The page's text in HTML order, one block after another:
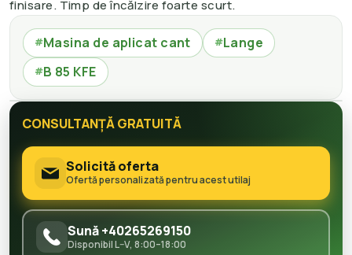
finisare. Timp de încălzire foarte scurt.
#Masina de aplicat cant #Lange
#B 85 KFE
CONSULTANȚĂ GRATUITĂ
Solicită oferta
Ofertă personalizată pentru acest utilaj
Sună +40265269150
Disponibil L–V, 8:00–18:00